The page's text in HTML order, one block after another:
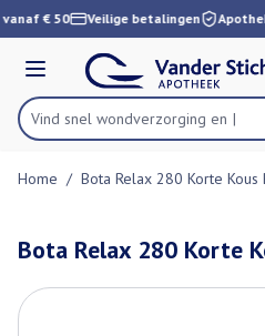
Ga naar de inhoud
1 van 1
€ 50 Veilige betalingen
Menu
Product, merk, categorie...
Vind snel wondverzor
Home / Bota Relax 280 Korte Kous
Bota Relax 280 Korte